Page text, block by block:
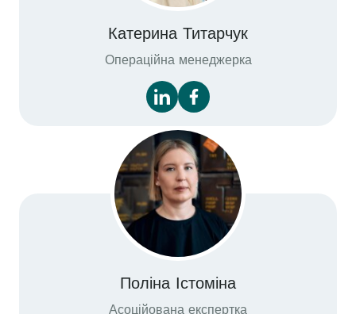
Катерина Титарчук
Операційна менеджерка
Поліна Істоміна
Асоційована експертка